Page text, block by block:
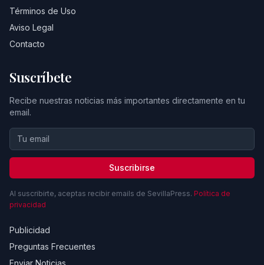
Términos de Uso
Aviso Legal
Contacto
Suscríbete
Recibe nuestras noticias más importantes directamente en tu
email.
Suscribirse
Al suscribirte, aceptas recibir emails de SevillaPress. Política de
privacidad
Publicidad
Preguntas Frecuentes
Enviar Noticias